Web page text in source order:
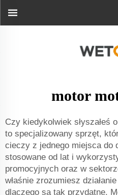
motor
Czy kiedykolwiek słyszałeś
to specjalizowany sprzęt,
cieczy z jednego miejsca do
stosowane od lat i
promocyjnych oraz w
właśnie zrozumiesz
dlaczego są tak przydatne.